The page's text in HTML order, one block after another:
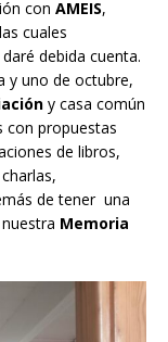
con AMEIS,
cuales
debida cuenta.
y uno de octubre,
y casa común
con propuestas
de libros,
de tener una
Memoria